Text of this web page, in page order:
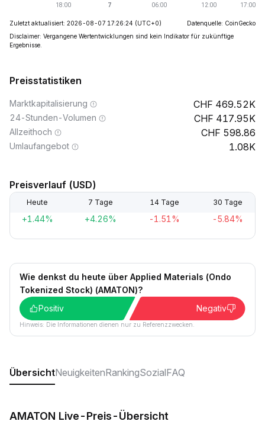
Zuletzt aktualisiert: 2026-08-07 17:26:24 (UTC+0)
Datenquelle: CoinGecko
Disclaimer: Vergangene Wertentwicklungen sind kein Indikator für zukünftige
Ergebnisse.
Preisstatistiken
Marktkapitalisierung 469.52K
24-Stunden-Volumen 417.95K
Allzeithoch 598.86
Umlaufangebot 1.08K
Preisverlauf (USD)
Heute 7 Tage 14 Tage 30 Tage
+1.44% +4.26% -1.51% -5.84%
Wie denkst du heute über Applied Materials (Ondo
Tokenized Stock) (AMATON)?
Positiv
Negativ
Hinweis: Die Informationen dienen nur zu Referenzzwecken.
ÜbersichtNeuigkeitenRankingSozialFAQ
AMATON Live-Preis-Übersicht